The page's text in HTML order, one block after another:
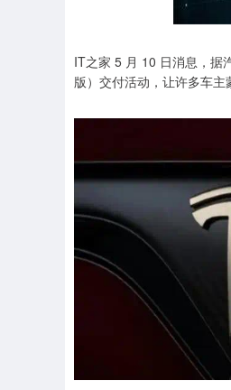
IT之家 5 月 10 日消息，据
版）交付活动，让许多车主